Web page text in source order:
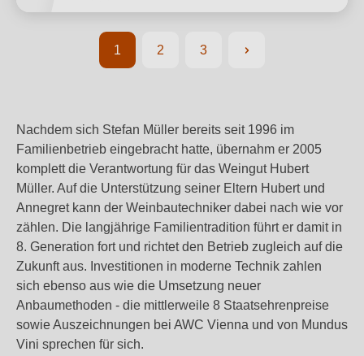
Seite
1
Seite
2
Seite
3
Nachdem sich Stefan Müller bereits seit 1996 im
Familienbetrieb eingebracht hatte, übernahm er 2005
komplett die Verantwortung für das Weingut Hubert
Müller. Auf die Unterstützung seiner Eltern Hubert und
Annegret kann der Weinbautechniker dabei nach wie vor
zählen. Die langjährige Familientradition führt er damit in
8. Generation fort und richtet den Betrieb zugleich auf die
Zukunft aus. Investitionen in moderne Technik zahlen
sich ebenso aus wie die Umsetzung neuer
Anbaumethoden - die mittlerweile 8 Staatsehrenpreise
sowie Auszeichnungen bei AWC Vienna und von Mundus
Vini sprechen für sich.